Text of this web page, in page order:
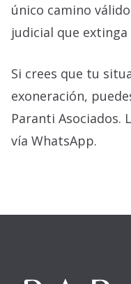
único camino
judicial que
Si crees que tu
exoneración,
Paranti Asociados.
vía WhatsApp.